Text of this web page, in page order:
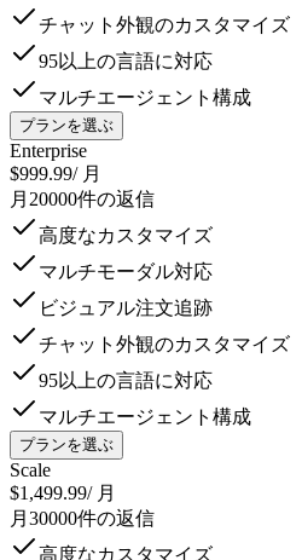
チャット外観のカスタマイズ
95以上の言語に対応
マルチエージェント構成
プランを選ぶ
Enterprise
$999.99/ 月
月20000件の返信
高度なカスタマイズ
マルチモーダル対応
ビジュアル注文追跡
チャット外観のカスタマイズ
95以上の言語に対応
マルチエージェント構成
プランを選ぶ
Scale
$1,499.99/ 月
月30000件の返信
高度なカスタマイズ